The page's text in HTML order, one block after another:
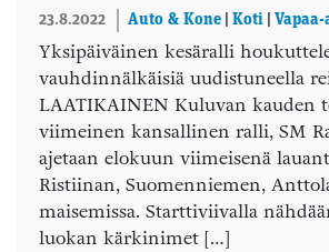
23.8.2022 Auto & Kone Koti
Yksipäiväinen kesäralli
vauhdinnälkäisiä uudistuneella
LAATIKAINEN Kuluvan kauden
viimeinen kansallinen ralli, SM
ajetaan elokuun viimeisenä
Ristiinan, Suomenniemen,
maisemissa. Starttiviivalla
luokan kärkinimet […]